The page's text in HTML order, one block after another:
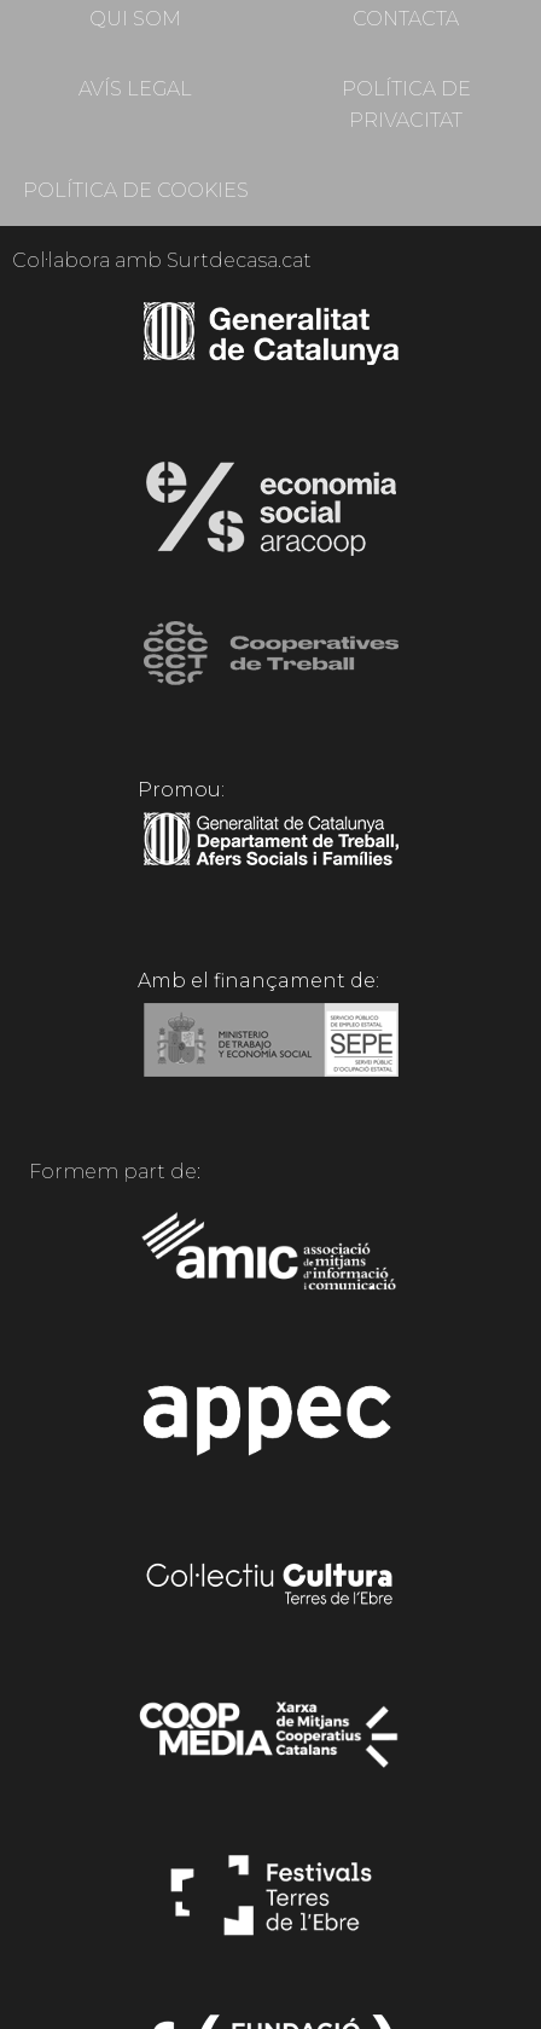
QUI SOM CONTACTA
AVÍS LEGAL
POLÍTICA DE
PRIVACITAT
POLÍTICA DE COOKIES
Col·labora amb Surtdecasa.cat
Promou:
Amb el finançament de:
Formem part de: